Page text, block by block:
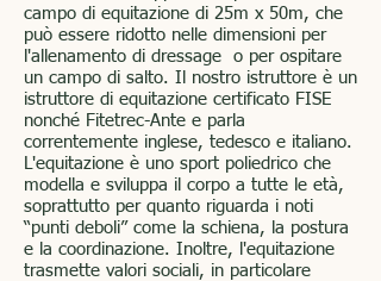
campo di equitazione di 25m x 50m, che
può essere ridotto nelle dimensioni per
l'allenamento di dressage o per ospitare
un campo di salto. Il nostro istruttore è un
istruttore di equitazione certificato FISE
nonché Fitetrec-Ante e parla
correntemente inglese, tedesco e italiano.
L'equitazione è uno sport poliedrico che
modella e sviluppa il corpo a tutte le età,
soprattutto per quanto riguarda i noti
“punti deboli” come la schiena, la postura
e la coordinazione. Inoltre, l'equitazione
trasmette valori sociali, in particolare